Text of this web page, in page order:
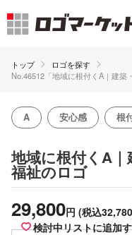
トップ
ロゴを探す
No.46512「地域に根付くA｜建築
A 安心感 根
地域に根付くA｜
福祉のロゴ
29,800円 (税込
検討中リストに追加